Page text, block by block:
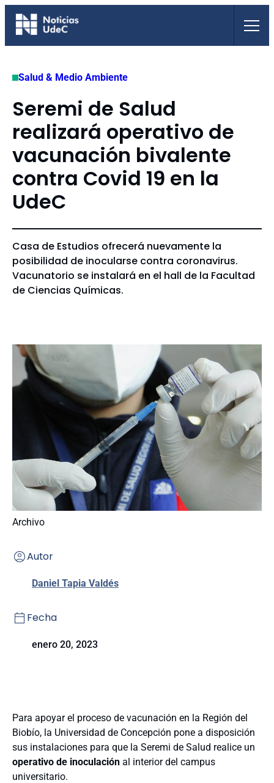
Saltar
Salud & Medio Ambiente
Seremi de Salud
realizará operativo de
vacunación bivalente
contra Covid 19 en la
UdeC
Casa de Estudios ofrecerá nuevamente la
posibilidad de inocularse contra coronavirus.
Vacunatorio se instalará en el hall de la Facultad
de Ciencias Químicas.
Archivo
Autor
Daniel Tapia Valdés
Fecha
enero 20, 2023
Para apoyar el proceso de vacunación en la Región del
Biobío, la Universidad de Concepción pone a disposición
sus instalaciones para que la Seremi de Salud realice un
operativo de inoculación al interior del campus
universitario.